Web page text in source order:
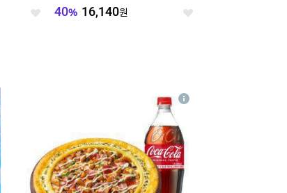
폰)
76% 29,900원
식
15%
상